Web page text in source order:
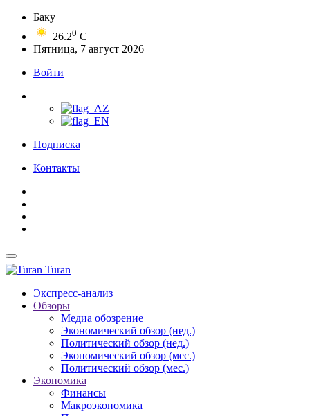
Баку
26.20 C
Пятница, 7 август 2026
Войти
Подписка
Контакты
Turan
Экспресс-анализ
Обзоры
Медиа обозрение
Экономический обзор (нед.)
Политический обзор (нед.)
Экономический обзор (мес.)
Политический обзор (мес.)
Экономика
Финансы
Макроэкономика